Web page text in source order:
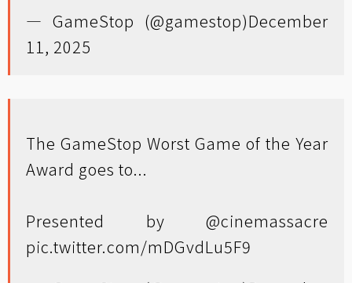
— GameStop (@gamestop)December
11, 2025
The GameStop Worst Game of the Year
Award goes to...
Presented by @cinemassacre
pic.twitter.com/mDGvdLu5F9